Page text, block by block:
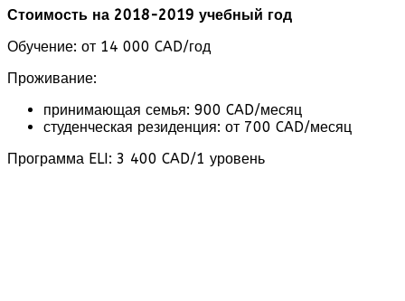
Стоимость на 2018-2019 учебный год
Обучение: от 14 000 CAD/год
Проживание:
принимающая семья: 900 CAD/месяц
студенческая резиденция: от 700 CAD/месяц
Программа ELI: 3 400 CAD/1 уровень